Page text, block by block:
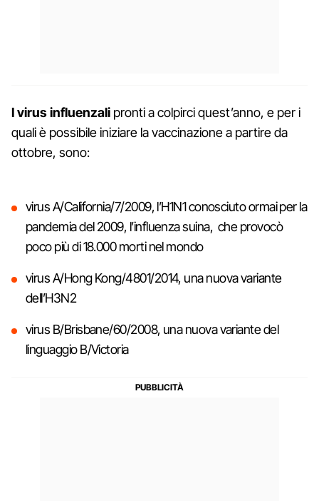
I virus influenzali pronti a colpirci quest’anno, e per i
quali è possibile iniziare la vaccinazione a partire da
ottobre, sono:
virus A/California/7/2009, l’H1N1 conosciuto ormai per la
pandemia del 2009, l’influenza suina, che provocò
poco più di 18.000 morti nel mondo
virus A/Hong Kong/4801/2014, una nuova variante
dell’H3N2
virus B/Brisbane/60/2008, una nuova variante del
linguaggio B/Victoria